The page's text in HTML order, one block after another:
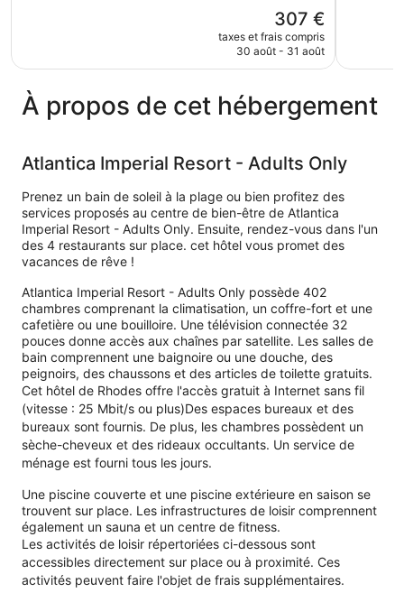
Le
nouveau
prix
307 €
taxes et frais compris
30 août - 31 août
À propos de cet hébergement
Atlantica Imperial Resort - Adults Only
Prenez un bain de soleil à la plage ou bien profitez des
services proposés au centre de bien-être de Atlantica
Imperial Resort - Adults Only. Ensuite, rendez-vous dans l'un
des 4 restaurants sur place. cet hôtel vous promet des
vacances de rêve !
Atlantica Imperial Resort - Adults Only possède 402
chambres comprenant la climatisation, un coffre-fort et une
cafetière ou une bouilloire. Une télévision connectée 32
pouces donne accès aux chaînes par satellite. Les salles de
bain comprennent une baignoire ou une douche, des
peignoirs, des chaussons et des articles de toilette gratuits.
Cet hôtel de Rhodes offre l'accès gratuit à Internet sans fil
(vitesse : 25 Mbit/s ou plus)Des espaces bureaux et des
bureaux sont fournis. De plus, les chambres possèdent un
sèche-cheveux et des rideaux occultants. Un service de
ménage est fourni tous les jours.
Une piscine couverte et une piscine extérieure en saison se
trouvent sur place. Les infrastructures de loisir comprennent
également un sauna et un centre de fitness.
Les activités de loisir répertoriées ci-dessous sont
accessibles directement sur place ou à proximité. Ces
activités peuvent faire l'objet de frais supplémentaires.